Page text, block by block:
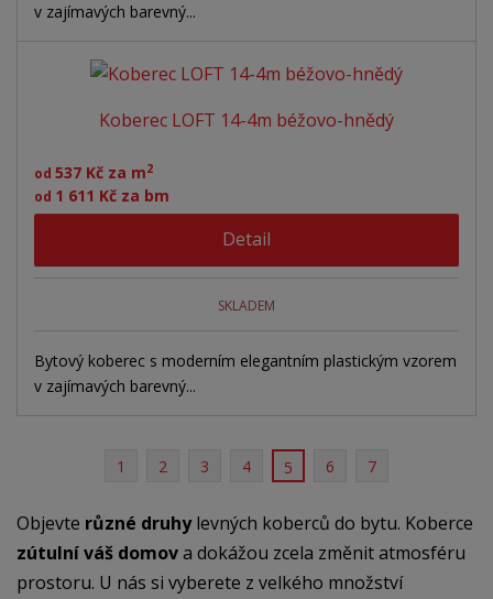
v zajímavých barevný...
Koberec LOFT 14-4m béžovo-hnědý
od 537 Kč za m2
od 1 611 Kč za bm
Detail
SKLADEM
Bytový koberec s moderním elegantním plastickým vzorem
v zajímavých barevný...
1 2 3 4 5 6 7
Objevte různé druhylevných koberců do bytu. Koberce
zútulní váš domova dokážou zcela změnit atmosféru
prostoru. U nás si vyberete z velkého množství